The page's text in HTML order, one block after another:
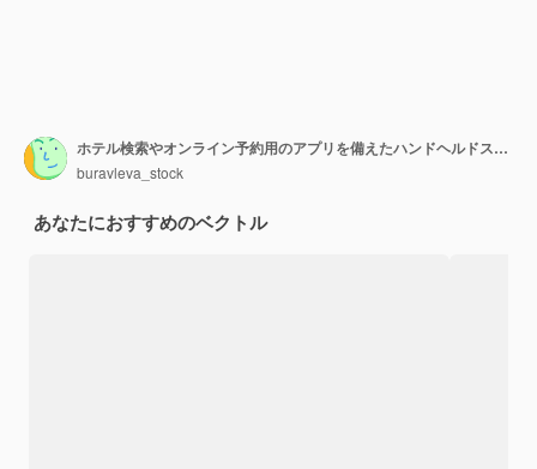
ホテル検索やオンライン予約用のアプリを備えたハンドヘルドスマートフォン。予約用のモバイルアプリケーション、アパートを借りる。男は携帯電話でモーテルの部屋を見つけて注文する。ベクトル漫画のデザイン
buravleva_stock
あなたにおすすめのベクトル